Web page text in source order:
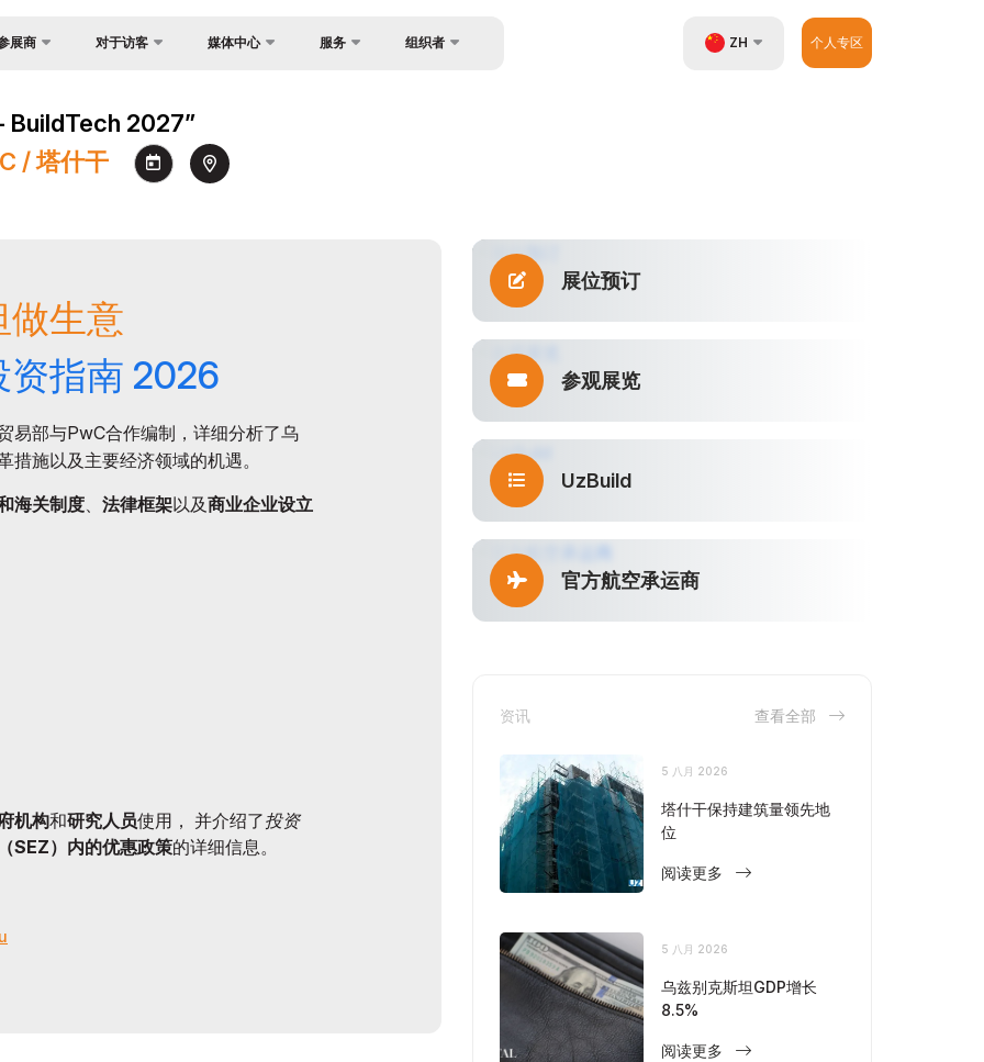
展商
制度
付
知
承运商
对于访客
场地
工作时间
参观规则
官方旅行社
媒体中心
新闻稿
服务 组织者 ZH 个人专区
BuildTech 2027”
/ 塔什干
做生意
指南 2026
易部与PwC合作编制，详细分析了乌
施以及主要经济领域的机遇。
海关制度
法律框架以及商业企业设立
机构和研究人员使用， 并介绍了投资
SEZ）内的优惠政策的详细信息。
展位预订
参观展览
UzBuild
官方航空承运商
资讯 查看全部
5 八月 2026
塔什干保持建筑量领先地
位
阅读更多
5 八月 2026
乌兹别克斯坦GDP增长
8.5%
阅读更多